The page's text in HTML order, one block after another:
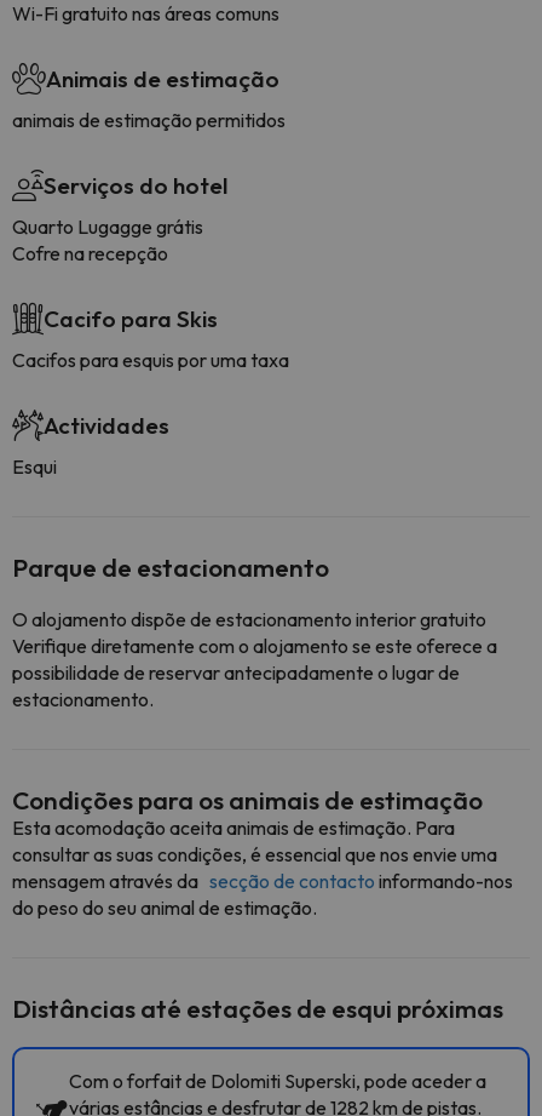
Wi-Fi gratuito nas áreas comuns
Animais de estimação
animais de estimação permitidos
Serviços do hotel
Quarto Lugagge grátis
Cofre na recepção
Cacifo para Skis
Cacifos para esquis por uma taxa
Actividades
Esqui
Parque de estacionamento
O alojamento dispõe de estacionamento interior gratuito
Verifique diretamente com o alojamento se este oferece a
possibilidade de reservar antecipadamente o lugar de
estacionamento.
Condições para os animais de estimação
Esta acomodação aceita animais de estimação. Para
consultar as suas condições, é essencial que nos envie uma
mensagem através da secção de contacto informando-nos
do peso do seu animal de estimação.
Distâncias até estações de esqui próximas
Com o forfait de Dolomiti Superski, pode aceder a
várias estâncias e desfrutar de 1282 km de pistas.